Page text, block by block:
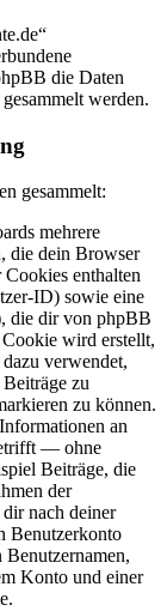
die Daten
werden.
gesammelt:
mehrere
die dein Browser
enthalten
ID) sowie eine
die dir von phpBB
wird erstellt,
verwendet,
zu
zu können.
an
— ohne
Beiträge, die
der
nach deiner
Benutzerkonto
Benutzernamen,
Konto und einer